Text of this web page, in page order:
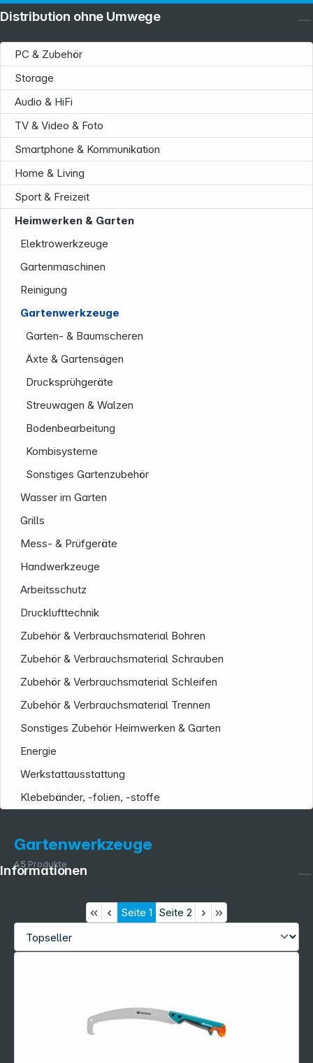
PC & Zubehör
Storage
Audio & HiFi
TV & Video & Foto
Smartphone & Kommunikation
Home & Living
Sport & Freizeit
Heimwerken & Garten
Elektrowerkzeuge
Gartenmaschinen
Reinigung
Gartenwerkzeuge
Garten- & Baumscheren
Äxte & Gartensägen
Drucksprühgeräte
Streuwagen & Walzen
Bodenbearbeitung
Kombisysteme
Sonstiges Gartenzubehör
Wasser im Garten
Grills
Mess- & Prüfgeräte
Handwerkzeuge
Arbeitsschutz
Drucklufttechnik
Zubehör & Verbrauchsmaterial Bohren
Zubehör & Verbrauchsmaterial Schrauben
Zubehör & Verbrauchsmaterial Schleifen
Zubehör & Verbrauchsmaterial Trennen
Sonstiges Zubehör Heimwerken & Garten
Energie
Werkstattausstattung
Klebebänder, -folien, -stoffe
Gartenwerkzeuge
45 Produkte
Seite 1 Seite 2
Distribution ohne Umwege
Informationen